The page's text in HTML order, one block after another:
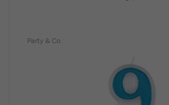
Party & Co.